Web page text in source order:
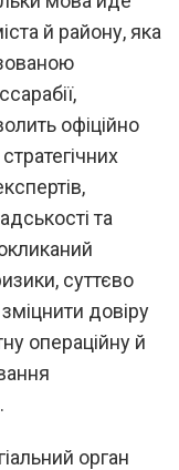
й району, яка
офіційно
та
суттєво
довіру
операційну й
орган